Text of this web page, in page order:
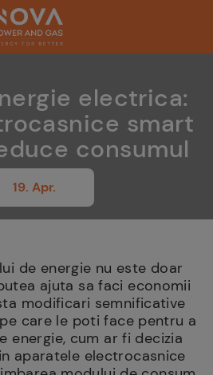
electrica:
smart
consumul
19. Apr.
de energie nu este doar
ajuta sa faci economii
modificari semnificative
care le poti face pentru a
energie, cum ar fi decizia
aparatele electrocasnice